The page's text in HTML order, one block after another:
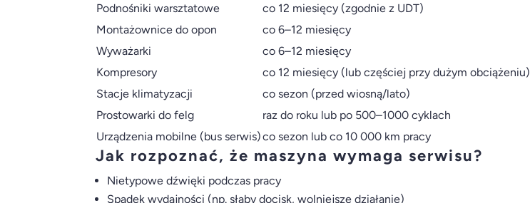
Podnośniki warsztatowe
co 12 miesięcy (zgodnie z UDT)
Montażownice do opon
co 6–12 miesięcy
Wyważarki
co 6–12 miesięcy
Kompresory
co 12 miesięcy (lub częściej przy dużym obciążeniu)
Stacje klimatyzacji
co sezon (przed wiosną/lato)
Prostowarki do felg
raz do roku lub po 500–1000 cyklach
Urządzenia mobilne (bus serwis)co sezon lub co 10 000 km pracy
Jak rozpoznać, że maszyna wymaga serwisu?
Nietypowe dźwięki podczas pracy
Spadek wydajności (np. słaby docisk, wolniejsze działanie)